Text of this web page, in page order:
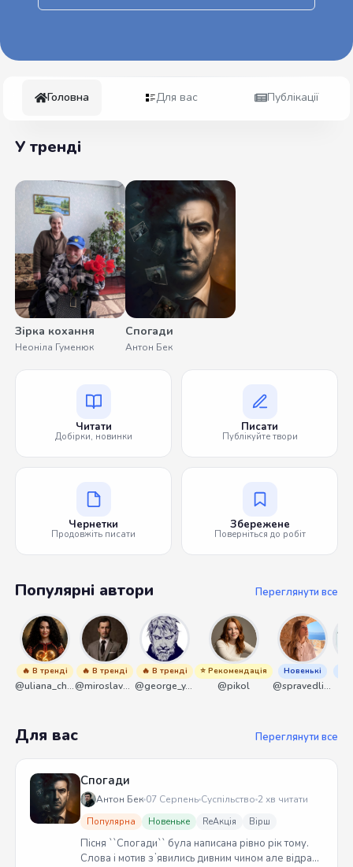
Головна Для вас Публікації
У тренді
Зірка кохання
Неоніла Гуменюк
Спогади
Антон Бек
Читати
Добірки, новинки
Писати
Публікуйте твори
Чернетки
Продовжіть писати
Збережене
Поверніться до робіт
Популярні автори Переглянути все
🔥 В тренді
@uliana_chernenko
🔥 В тренді
@miroslavmaniyk
🔥 В тренді
@george_y_lawlett
⭐ Рекомендація
@pikol
Новенькі
@spravedliwa
Для вас Переглянути все
Спогади
Антон Бек 07 Серпень Суспільство 2 хв читати
Популярна Новеньке ReАкція Вірш
Пісня ``Спогади`` була написана рівно рік тому.
Слова і мотив зʼявились дивним чином але відразу